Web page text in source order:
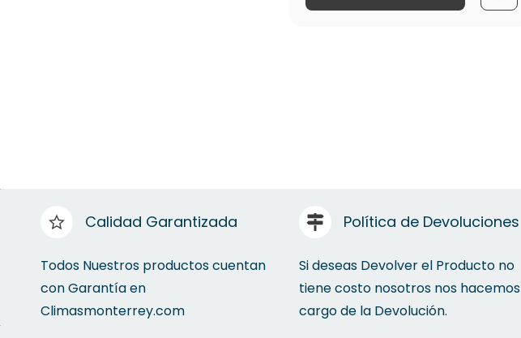
Calidad Garantizada
Todos Nuestros productos cuentan
con Garantía en
Climasmonterrey.com
Política de Devoluciones
Si deseas Devolver el Producto no
tiene costo nosotros nos hacemos
cargo de la Devolución.